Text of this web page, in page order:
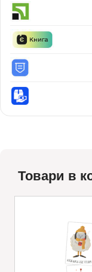
Товари в